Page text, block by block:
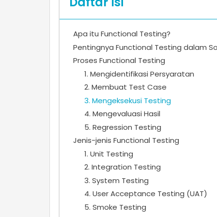
Apa itu Functional Testing?
Pentingnya Functional Testing dalam
Proses Functional Testing
1. Mengidentifikasi Persyaratan
2. Membuat Test Case
3. Mengeksekusi Testing
4. Mengevaluasi Hasil
5. Regression Testing
Jenis-jenis Functional Testing
1. Unit Testing
2. Integration Testing
3. System Testing
4. User Acceptance Testing (UAT)
5. Smoke Testing